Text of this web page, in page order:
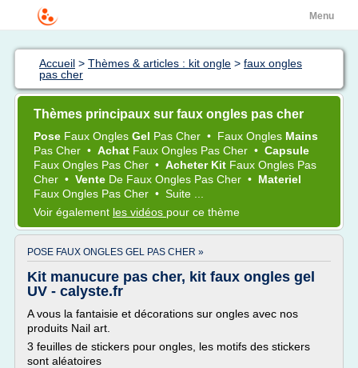
Menu
Accueil > Thèmes & articles : kit ongle > faux ongles
pas cher
Thèmes principaux sur faux ongles pas cher
Pose Faux Ongles Gel Pas Cher • Faux Ongles Mains
Pas Cher • Achat Faux Ongles Pas Cher • Capsule
Faux Ongles Pas Cher • Acheter Kit Faux Ongles Pas
Cher • Vente De Faux Ongles Pas Cher • Materiel
Faux Ongles Pas Cher • Suite ...
Voir également les vidéos pour ce thème
POSE FAUX ONGLES GEL PAS CHER »
Kit manucure pas cher, kit faux ongles gel
UV - calyste.fr
A vous la fantaisie et décorations sur ongles avec nos
produits Nail art.
3 feuilles de stickers pour ongles, les motifs des stickers
sont aléatoires